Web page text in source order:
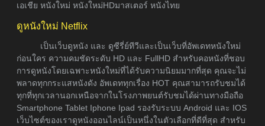
เอเชีย หนังใหม่ หนังใหม่HDมาสเตอร์ หนังไทย
ดูหนังใหม่ Netflix
เป็นเว็บดูหนัง และ ดูซีรี่ย์ทีวีและเป็นเว็บที่อัพเดทหนังใหม่
ก่อนใคร ความคมชัดระดับ HD และ FullHD สำหรับคอหนังที่ชอบ
การดูหนังโดยเฉพาะหนังใหม่ที่ได้รับความนิยมมากที่สุด คุณจะไม่
พลาดทุกกระแสหนังดัง อัพเดททุกเรื่อง HOT คุณสามารถรับชมได้
ทุกที่ทุกเวลานอกเหนือจากในโรงภาพยนต์รับชมได้ผ่านทางมือถือ
Smartphone Tablet Iphone Ipad รองรับระบบ Android และ IOS
เว็บไซต์ของเราดูหนังออนไลน์เป็นหนึ่งในตัวเลือกที่ดีที่สุด สำหรับ